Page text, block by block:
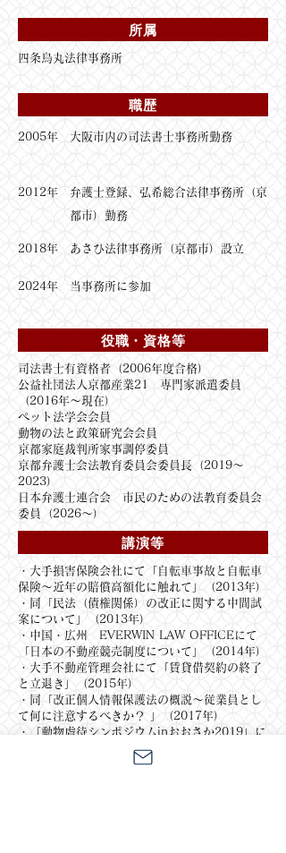
所属
四条烏丸法律事務所
職歴
2005年 大阪市内の司法書士事務所勤務
2012年
弁護士登録、弘希総合法律事務所（京
都市）勤務
2018年 あさひ法律事務所（京都市）設立
2024年 当事務所に参加
役職・資格等
司法書士有資格者（2006年度合格）
公益社団法人京都産業21 専門家派遣委員
（2016年～現在）
ペット法学会会員
動物の法と政策研究会会員
京都家庭裁判所家事調停委員
京都弁護士会法教育委員会委員長（2019〜
2023）
日本弁護士連合会 市民のための法教育委員会
委員（2026～）
講演等
・大手損害保険会社にて「自転車事故と自転車
保険～近年の賠償高額化に触れて」（2013年）
・同「民法（債権関係）の改正に関する中間試
案について」（2013年）
・中国・広州 EVERWIN LAW OFFICEにて
「日本の不動産競売制度について」（2014年）
・大手不動産管理会社にて「賃貸借契約の終了
と立退き」（2015年）
・同「改正個人情報保護法の概説～従業員とし
て何に注意するべきか？ 」（2017年）
・「動物虐待シンポジウムinおおさか2019」に
て「動物虐待とは～動物愛護法と告訴・告発制
度について」(2019年)